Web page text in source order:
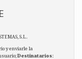
S.L.
y enviarle la
Destinatarios: